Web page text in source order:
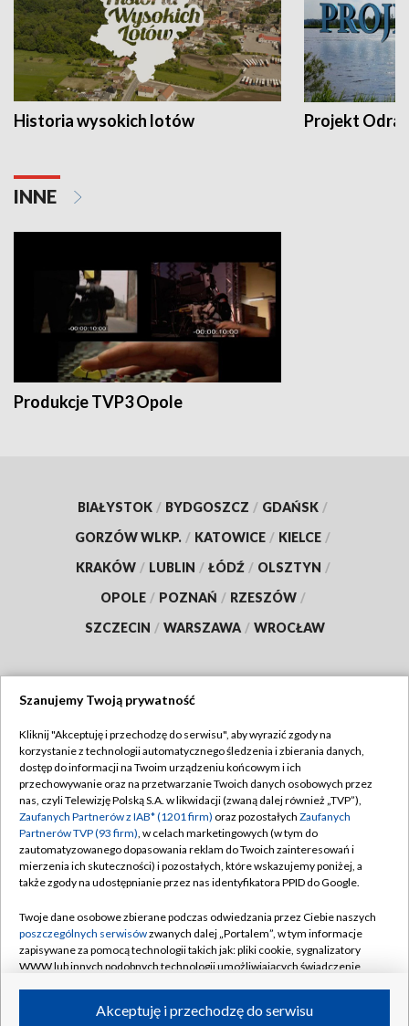
Historia wysokich lotów Projekt Odra
INNE
Produkcje TVP3 Opole
BIAŁYSTOK / BYDGOSZCZ / GDAŃSK /
GORZÓW WLKP. / KATOWICE / KIELCE /
KRAKÓW / LUBLIN / ŁÓDŹ / OLSZTYN /
OPOLE / POZNAŃ / RZESZÓW /
SZCZECIN / WARSZAWA / WROCŁAW
TVP
Abonament TVP
Emisja w TVP
Centrum informacji TVP
Naziemna Telewizja Cyfrowa
Rada Programowa
System NOS
Informacje o nadawcy
Program dla prasy
Regulamin TVP
Polityka prywatności
Moje zgody
Pomoc
Kontakt
Kanały
Szanujemy Twoją prywatność
Kliknij "Akceptuję i przechodzę do serwisu", aby wyrazić zgody na
korzystanie z technologii automatycznego śledzenia i zbierania danych,
dostęp do informacji na Twoim urządzeniu końcowym i ich
przechowywanie oraz na przetwarzanie Twoich danych osobowych przez
nas, czyli Telewizję Polską S.A. w likwidacji (zwaną dalej również „TVP”),
Zaufanych Partnerów z IAB* (1201 firm) oraz pozostałych Zaufanych
Partnerów TVP (93 firm), w celach marketingowych (w tym do
zautomatyzowanego dopasowania reklam do Twoich zainteresowań i
mierzenia ich skuteczności) i pozostałych, które wskazujemy poniżej, a
także zgody na udostępnianie przez nas identyfikatora PPID do Google.
Twoje dane osobowe zbierane podczas odwiedzania przez Ciebie naszych
poszczególnych serwisówzwanych dalej „Portalem”, w tym informacje
zapisywane za pomocą technologii takich jak: pliki cookie, sygnalizatory
WWW lub innych podobnych technologii umożliwiających świadczenie
ruchu w Internecie.Akceptuję i przechodzę do serwisu